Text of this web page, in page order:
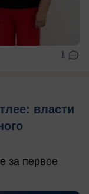
1
власти
за первое